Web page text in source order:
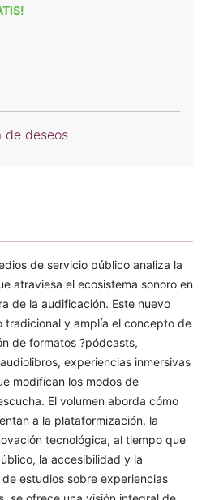
de deseos
de servicio público analiza la
atraviesa el ecosistema sonoro en
de la audificación. Este nuevo
tradicional y amplía el concepto de
de formatos ?pódcasts,
experiencias inmersivas
modifican los modos de
El volumen aborda cómo
a la plataformización, la
tecnológica, al tiempo que
la accesibilidad y la
estudios sobre experiencias